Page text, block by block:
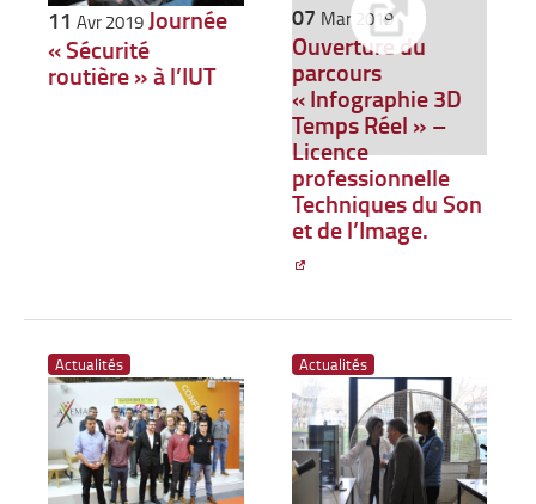
11 Avr 2019 Journée
« Sécurité
routière » à l’IUT
07 Mar 2019
Ouverture du
parcours
« Infographie 3D
Temps Réel » –
Licence
professionnelle
Techniques du Son
et de l’Image.
Actualités Actualités